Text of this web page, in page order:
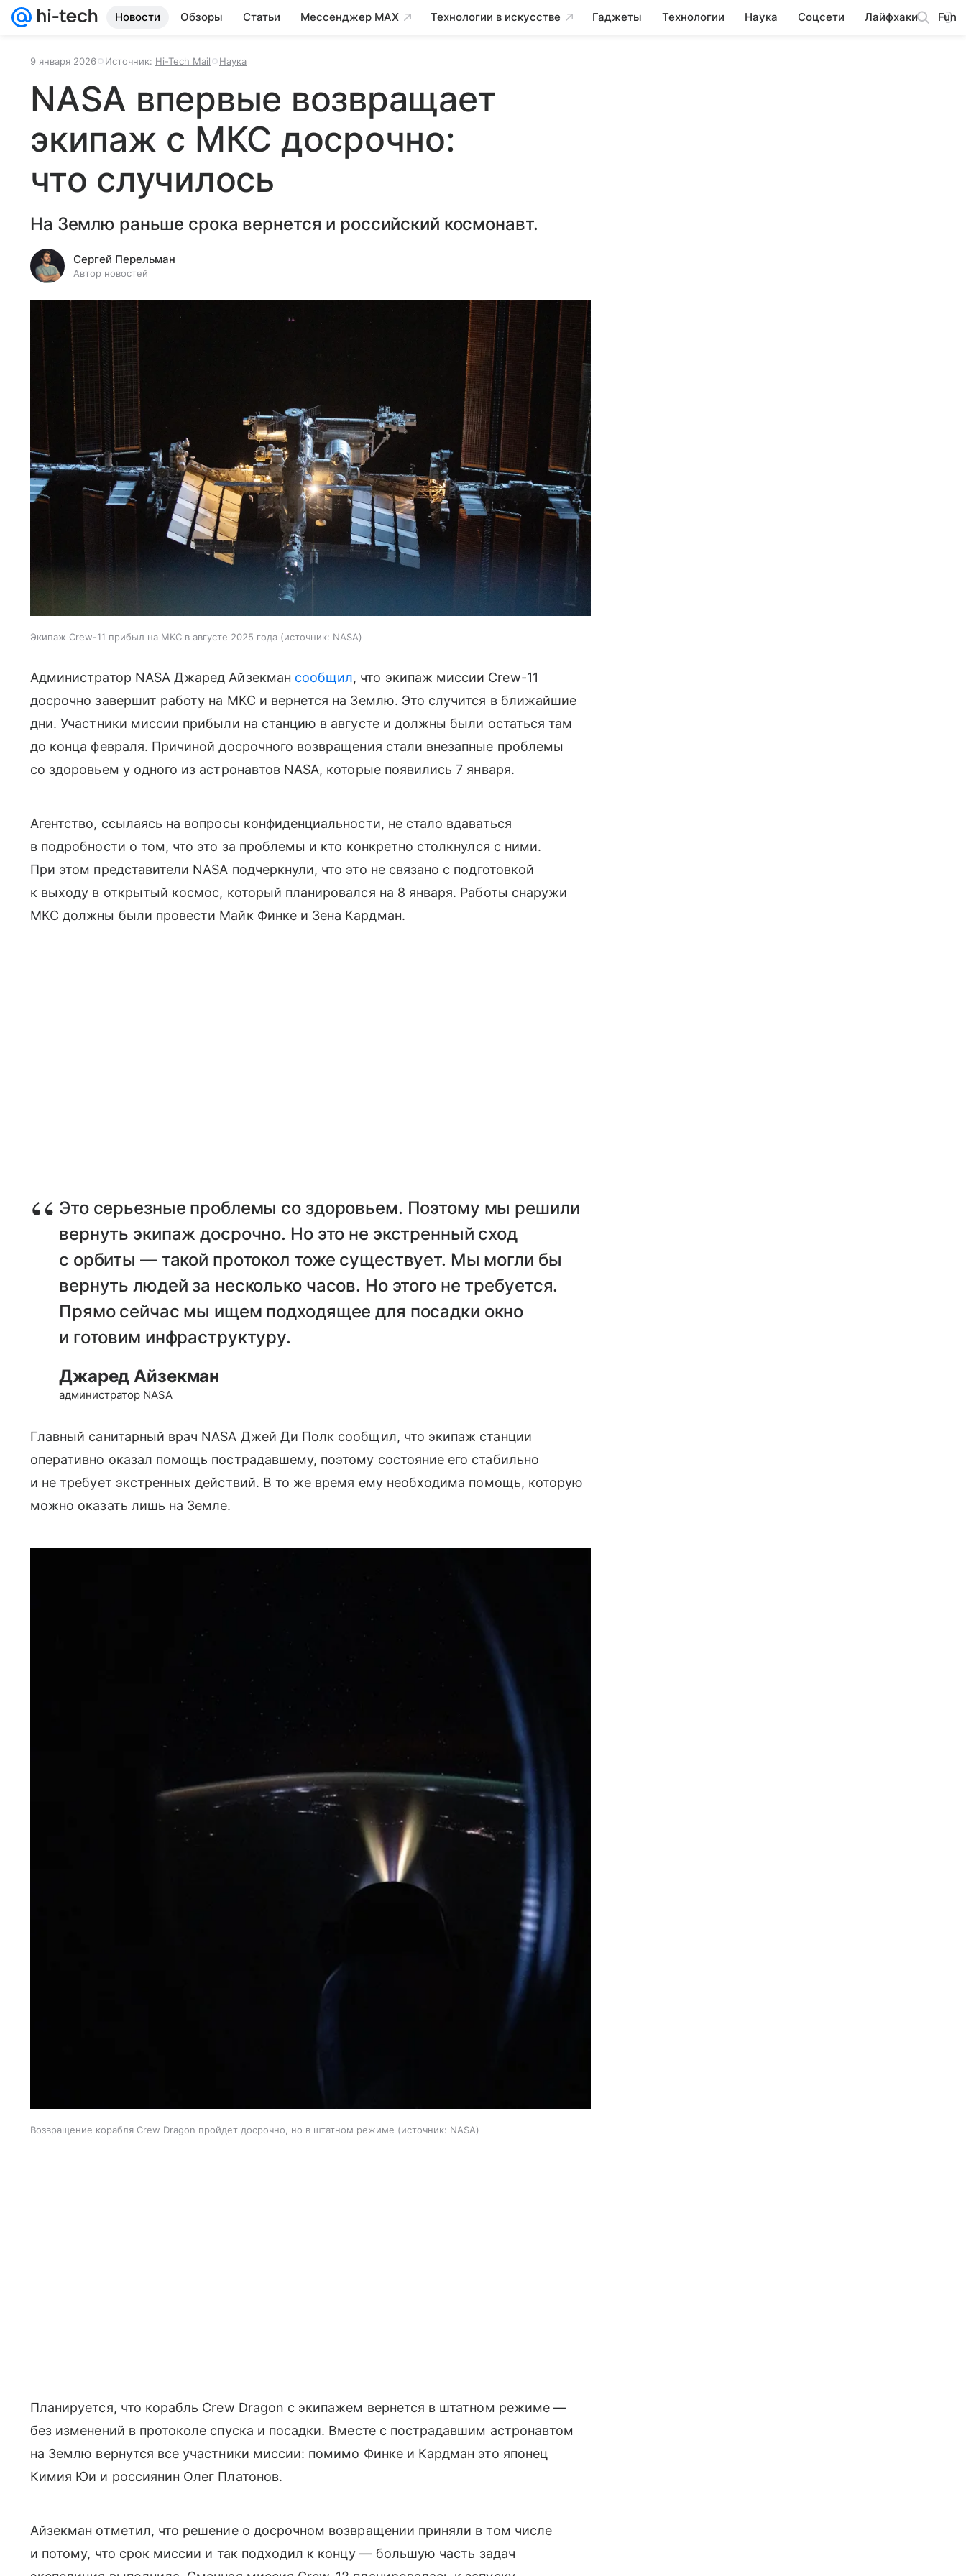
Новости Обзоры Статьи Мессенджер MAX Технологии в искусстве Гаджеты Технологии Наука Соцсети Лайфхаки Fun
9 января 2026 Источник: Hi-Tech Mail Наука
NASA впервые возвращает
экипаж с МКС досрочно:
что случилось
На Землю раньше срока вернется и российский космонавт.
Сергей Перельман
Автор новостей
Экипаж Crew-11 прибыл на МКС в августе 2025 года источник: NASA
Администратор NASA Джаред Айзекман сообщил, что экипаж миссии Crew-11
досрочно завершит работу на МКС и вернется на Землю. Это случится в ближайшие
дни. Участники миссии прибыли на станцию в августе и должны были остаться там
до конца февраля. Причиной досрочного возвращения стали внезапные проблемы
со здоровьем у одного из астронавтов NASA, которые появились 7 января.
Агентство, ссылаясь на вопросы конфиденциальности, не стало вдаваться
в подробности о том, что это за проблемы и кто конкретно столкнулся с ними.
При этом представители NASA подчеркнули, что это не связано с подготовкой
к выходу в открытый космос, который планировался на 8 января. Работы снаружи
МКС должны были провести Майк Финке и Зена Кардман.
Это серьезные проблемы со здоровьем. Поэтому мы решили
вернуть экипаж досрочно. Но это не экстренный сход
с орбиты — такой протокол тоже существует. Мы могли бы
вернуть людей за несколько часов. Но этого не требуется.
Прямо сейчас мы ищем подходящее для посадки окно
и готовим инфраструктуру.
Джаред Айзекман
администратор NASA
Главный санитарный врач NASA Джей Ди Полк сообщил, что экипаж станции
оперативно оказал помощь пострадавшему, поэтому состояние его стабильно
и не требует экстренных действий. В то же время ему необходима помощь, которую
можно оказать лишь на Земле.
Возвращение корабля Crew Dragon пройдет досрочно, но в штатном режиме источник: NASA
Планируется, что корабль Crew Dragon с экипажем вернется в штатном режиме —
без изменений в протоколе спуска и посадки. Вместе с пострадавшим астронавтом
на Землю вернутся все участники миссии: помимо Финке и Кардман это японец
Кимия Юи и россиянин Олег Платонов.
Айзекман отметил, что решение о досрочном возвращении приняли в том числе
и потому, что срок миссии и так подходил к концу — большую часть задач